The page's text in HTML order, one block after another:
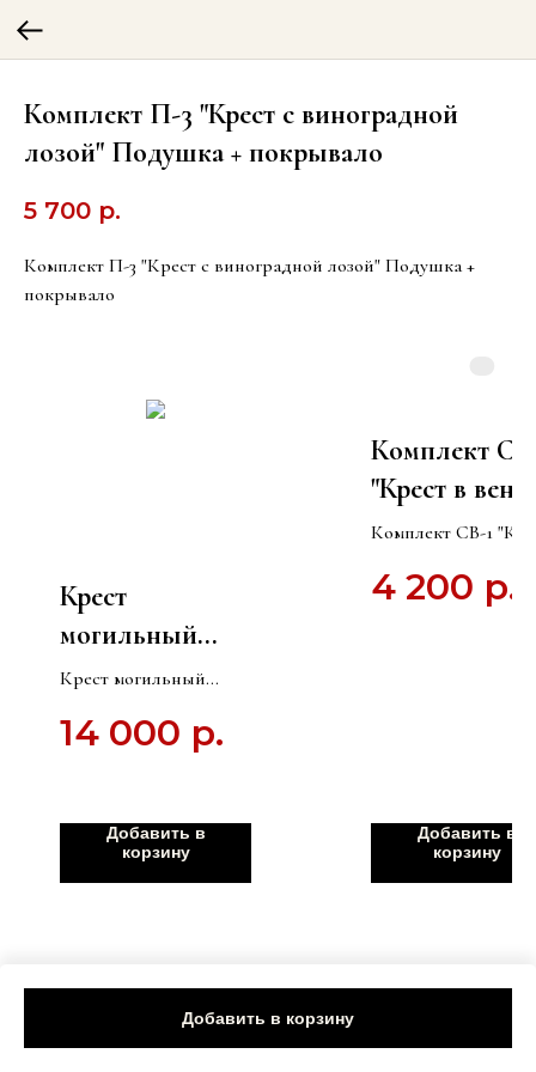
Комплект П-3 "Крест с виноградной
лозой" Подушка + покрывало
5 700 р.
Добавить в корзину
Комплект П-3 "Крест с виноградной лозой" Подушка +
покрывало
Крест
могильный
деревянный
Григорианский
"Хачкар" КС-09
Крест могильный
Григорианский
14 000 р.
Добавить в
корзину
Комплект
"Крест в
из лилий"
Подушка +
покрывало
Комплект СВ-1
Подушка +
4 200 р.
Добавить в
корзину